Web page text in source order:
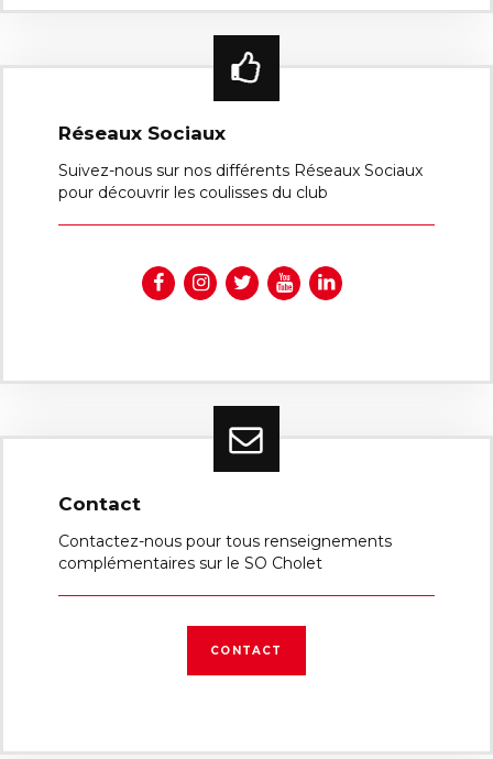
Réseaux Sociaux
Suivez-nous sur nos différents Réseaux Sociaux
pour découvrir les coulisses du club
Contact
Contactez-nous pour tous renseignements
complémentaires sur le SO Cholet
CONTACT